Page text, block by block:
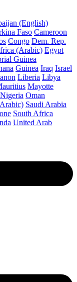
(English)
Faso Cameroon
Congo Dem. Rep.
(Arabic) Egypt
Guinea
Guinea Iraq Israel
Liberia Libya
Mayotte
Nigeria Oman
Saudi Arabia
South Africa
United Arab